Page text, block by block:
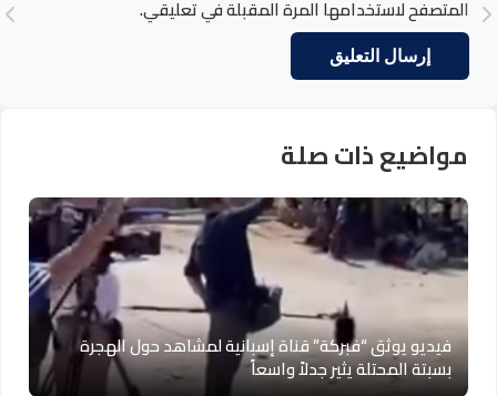
المتصفح لاستخدامها المرة المقبلة في تعليقي.
مواضيع ذات صلة
فيديو يوثق “فبركة” قناة إسبانية لمشاهد حول الهجرة
بسبتة المحتلة يثير جدلاً واسعاً